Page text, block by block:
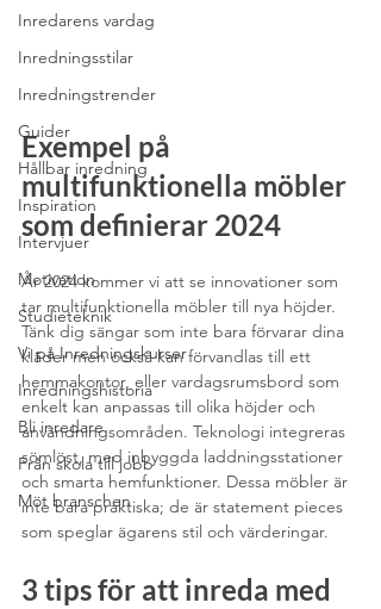
Inredarens vardag
Inredningsstilar
Inredningstrender
Guider
Hållbar inredning
Inspiration
Intervjuer
Motivation
Studieteknik
Vi på Inredningskurser
Inredningshistoria
Bli inredare
Från skola till jobb
Möt branschen
Exempel på
multifunktionella möbler
som definierar 2024
År 2024 kommer vi att se innovationer som
tar multifunktionella möbler till nya höjder.
Tänk dig sängar som inte bara förvarar dina
kläder men också kan förvandlas till ett
hemmakontor, eller vardagsrumsbord som
enkelt kan anpassas till olika höjder och
användningsområden. Teknologi integreras
sömlöst, med inbyggda laddningsstationer
och smarta hemfunktioner. Dessa möbler är
inte bara praktiska; de är statement pieces
som speglar ägarens stil och värderingar.
3 tips för att inreda med